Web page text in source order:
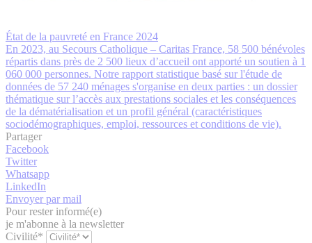
État de la pauvreté en France 2024
En 2023, au Secours Catholique – Caritas France, 58 500 bénévoles
répartis dans près de 2 500 lieux d’accueil ont apporté un soutien à 1
060 000 personnes. Notre rapport statistique basé sur l'étude de
données de 57 240 ménages s'organise en deux parties : un dossier
thématique sur l’accès aux prestations sociales et les conséquences
de la dématérialisation et un profil général (caractéristiques
sociodémographiques, emploi, ressources et conditions de vie).
Partager
Facebook
Twitter
Whatsapp
LinkedIn
Envoyer par mail
Pour rester informé(e)
je m'abonne à la newsletter
Civilité*